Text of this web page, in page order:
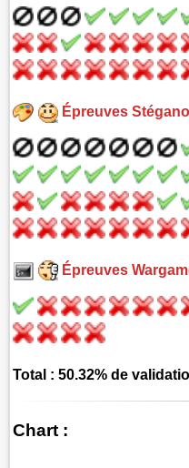
Épreuves
Épreuves
Total : 50.32% de
Chart :